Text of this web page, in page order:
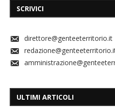
SCRIVICI
direttore@genteeterritorio.it
ULTIMI ARTICOLI